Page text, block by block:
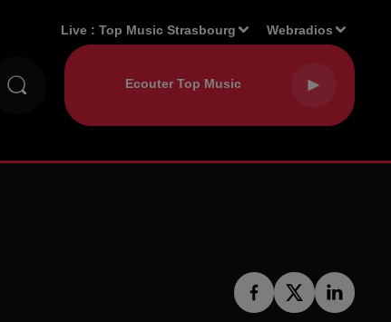
Live :Top Music Strasbourg Webradios